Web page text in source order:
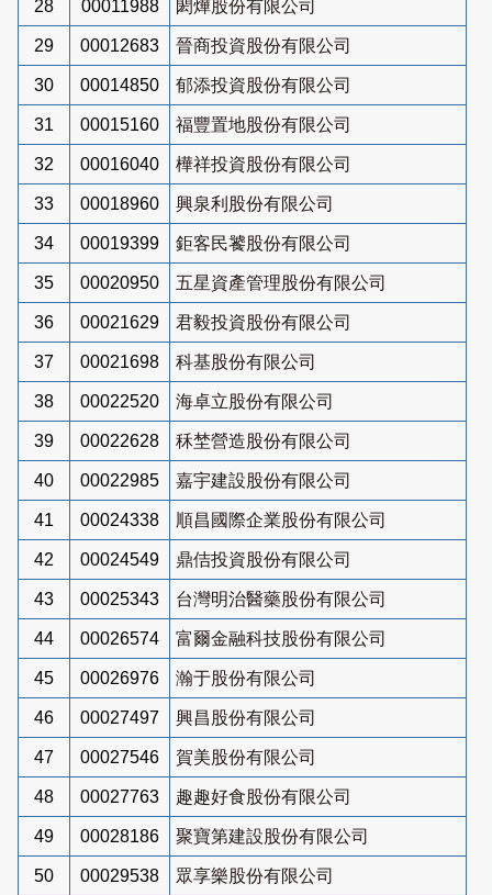
28 00011988 閎燁股份有限公司
29 00012683 晉商投資股份有限公司
30 00014850 郁添投資股份有限公司
31 00015160 福豐置地股份有限公司
32 00016040 樺祥投資股份有限公司
33 00018960 興泉利股份有限公司
34 00019399 鉅客民饕股份有限公司
35 00020950 五星資產管理股份有限公司
36 00021629 君毅投資股份有限公司
37 00021698 科基股份有限公司
38 00022520 海卓立股份有限公司
39 00022628 秝埜營造股份有限公司
40 00022985 嘉宇建設股份有限公司
41 00024338 順昌國際企業股份有限公司
42 00024549 鼎佶投資股份有限公司
43 00025343 台灣明治醫藥股份有限公司
44 00026574 富爾金融科技股份有限公司
45 00026976 瀚于股份有限公司
46 00027497 興昌股份有限公司
47 00027546 賀美股份有限公司
48 00027763 趣趣好食股份有限公司
49 00028186 聚寶第建設股份有限公司
50 00029538
眾享樂股份有限公司